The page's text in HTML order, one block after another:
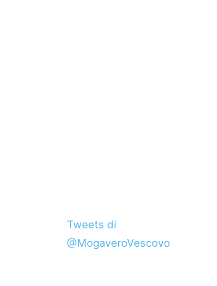
Tweets di
@MogaveroVescovo